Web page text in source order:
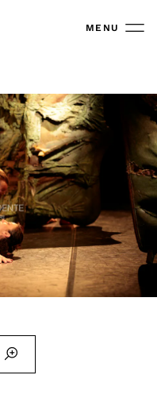
MENU